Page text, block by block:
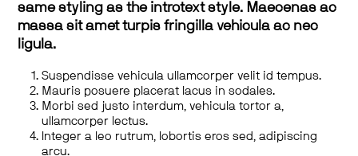
same styling as the introtext style. Maecenas ac
massa sit amet turpis fringilla vehicula ac nec
ligula.
Suspendisse vehicula ullamcorper velit id tempus.
Mauris posuere placerat lacus in sodales.
Morbi sed justo interdum, vehicula tortor a,
ullamcorper lectus.
Integer a leo rutrum, lobortis eros sed, adipiscing
arcu.